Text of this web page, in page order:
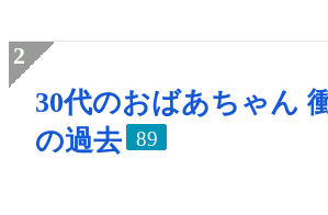
30代のおばあちゃん
の過去
89